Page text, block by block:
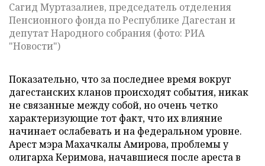
Сагид Муртазалиев, председатель отделения
Пенсионного фонда по Республике Дагестан и
депутат Народного собрания (фото: РИА
"Новости")
Показательно, что за последнее время вокруг
дагестанских кланов происходят события, никак
не связанные между собой, но очень четко
характеризующие тот факт, что их влияние
начинает ослабевать и на федеральном уровне.
Арест мэра Махачкалы Амирова, проблемы у
олигарха Керимова, начавшиеся после ареста в